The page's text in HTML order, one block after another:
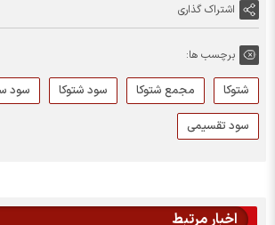
اشتراک گذاری
برچسب ها:
شتوکا مجمع شتوکا سود شتوکا
سود
سود تقسیمی
اخبار مرتبط